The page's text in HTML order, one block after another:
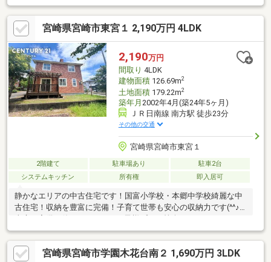
根裏収納付！空家ですので内覧可能！お気軽にお問合せくださ
い。
宮崎県宮崎市東宮１ 2,190万円 4LDK
2,190万円
間取り 4LDK
建物面積126.69m2
土地面積179.22m2
築年月 2002年4月(築24年5ヶ月)
ＪＲ日南線 南方駅 徒歩23分
その他の交通
宮崎県宮崎市東宮１
2階建て 駐車場あり
駐車2台
システムキッチン
所有権 即入居可
静かなエリアの中古住宅です！国富小学校・本郷中学校綺麗な中
古住宅！収納を豊富に完備！子育て世帯も安心の収納力です(^^♪
宮崎県宮崎市学園木花台南２ 1,690万円 3LDK